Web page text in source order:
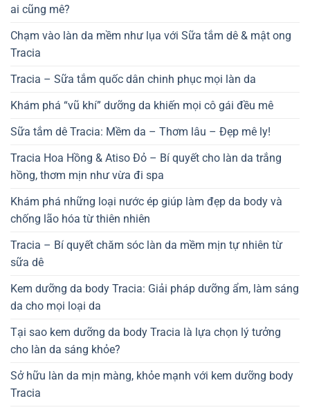
ai cũng mê?
Chạm vào làn da mềm như lụa với Sữa tắm dê & mật ong
Tracia
Tracia – Sữa tắm quốc dân chinh phục mọi làn da
Khám phá “vũ khí” dưỡng da khiến mọi cô gái đều mê
Sữa tắm dê Tracia: Mềm da – Thơm lâu – Đẹp mê ly!
Tracia Hoa Hồng & Atiso Đỏ – Bí quyết cho làn da trắng
hồng, thơm mịn như vừa đi spa
Khám phá những loại nước ép giúp làm đẹp da body và
chống lão hóa từ thiên nhiên
Tracia – Bí quyết chăm sóc làn da mềm mịn tự nhiên từ
sữa dê
Kem dưỡng da body Tracia: Giải pháp dưỡng ẩm, làm sáng
da cho mọi loại da
Tại sao kem dưỡng da body Tracia là lựa chọn lý tưởng
cho làn da sáng khỏe?
Sở hữu làn da mịn màng, khỏe mạnh với kem dưỡng body
Tracia